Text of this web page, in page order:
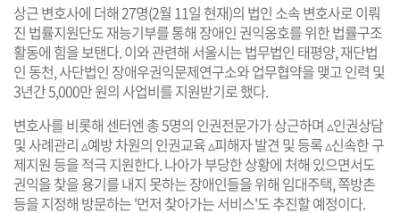
상근 변호사에 더해 27명(2월 11일 현재)의 법인 소속 변호사로 이뤄
진 법률지원단도 재능기부를 통해 장애인 권익옹호를 위한 법률구조
활동에 힘을 보탠다. 이와 관련해 서울시는 법무법인 태평양, 재단법
인 동천, 사단법인 장애우권익문제연구소와 업무협약을 맺고 인력 및
3년간 5,000만 원의 사업비를 지원받기로 했다.
변호사를 비롯해 센터엔 총 5명의 인권전문가가 상근하며 ▵인권상담
및 사례관리 ▵예방 차원의 인권교육 ▵피해자 발견 및 등록 ▵신속한 구
제지원 등을 적극 지원한다. 나아가 부당한 상황에 처해 있으면서도
권익을 찾을 용기를 내지 못하는 장애인들을 위해 임대주택, 쪽방촌
등을 지정해 방문하는 '먼저 찾아가는 서비스'도 추진할 예정이다.